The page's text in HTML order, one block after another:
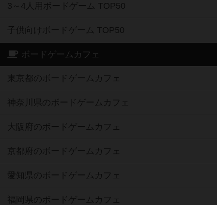
3～4人用ボードゲーム TOP50
子供向けボードゲーム TOP50
ボードゲームカフェ
東京都のボードゲームカフェ
神奈川県のボードゲームカフェ
大阪府のボードゲームカフェ
京都府のボードゲームカフェ
愛知県のボードゲームカフェ
福岡県のボードゲームカフェ